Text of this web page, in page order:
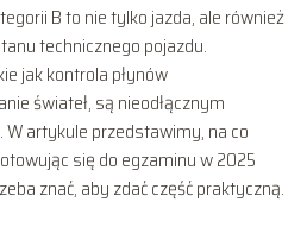
B to nie tylko jazda, ale również
technicznego pojazdu.
jak kontrola płynów
świateł, są nieodłącznym
artykule przedstawimy, na co
się do egzaminu w 2025
znać, aby zdać część praktyczną.